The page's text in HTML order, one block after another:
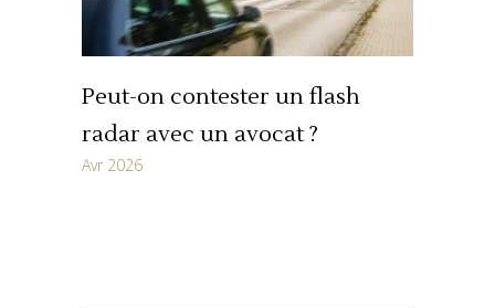
Peut-on contester un flash
radar avec un avocat ?
Avr 2026